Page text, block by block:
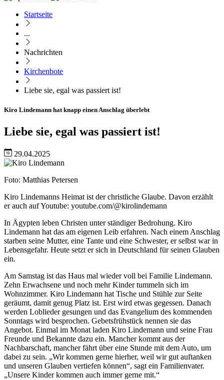
Pfadnavigation
Startseite
...
Nachrichten
Kirchenbote
Liebe sie, egal was passiert ist!
Kiro Lindemann hat knapp einen Anschlag überlebt
Liebe sie, egal was passiert ist!
29.04.2025
Image
Nachweis
Foto: Matthias Petersen
Caption
Kiro Lindemanns Heimat ist der christliche Glaube. Davon erzählt
er auch auf Youtube: youtube.com/@kirolindemann
In Ägypten leben Christen unter ständiger Bedrohung. Kiro
Lindemann hat das am eigenen Leib erfahren. Nach einem Anschlag
starben seine Mutter, eine Tante und eine Schwester, er selbst war in
Lebensgefahr. Heute setzt er sich in Deutschland für seinen Glauben
ein.
Am Samstag ist das Haus mal wieder voll bei Familie Lindemann.
Zehn Erwachsene und noch mehr Kinder tummeln sich im
Wohnzimmer. Kiro Lindemann hat Tische und Stühle zur Seite
geräumt, damit genug Platz ist. Erst wird etwas gegessen. Danach
werden Loblieder gesungen und das Evangelium des kommenden
Sonntags wird besprochen. Gebetsfrühstück nennen sie das
Angebot. Einmal im Monat laden Kiro Lindemann und seine Frau
Freunde und Bekannte dazu ein. Mancher kommt aus der
Nachbarschaft, mancher fährt über eine Stunde mit dem Auto, um
dabei zu sein. „Wir kommen gerne hierher, weil wir gut auftanken
und unseren Glauben vertiefen können“, sagt ein Familienvater.
„Unsere Kinder kommen auch immer gerne mit.“